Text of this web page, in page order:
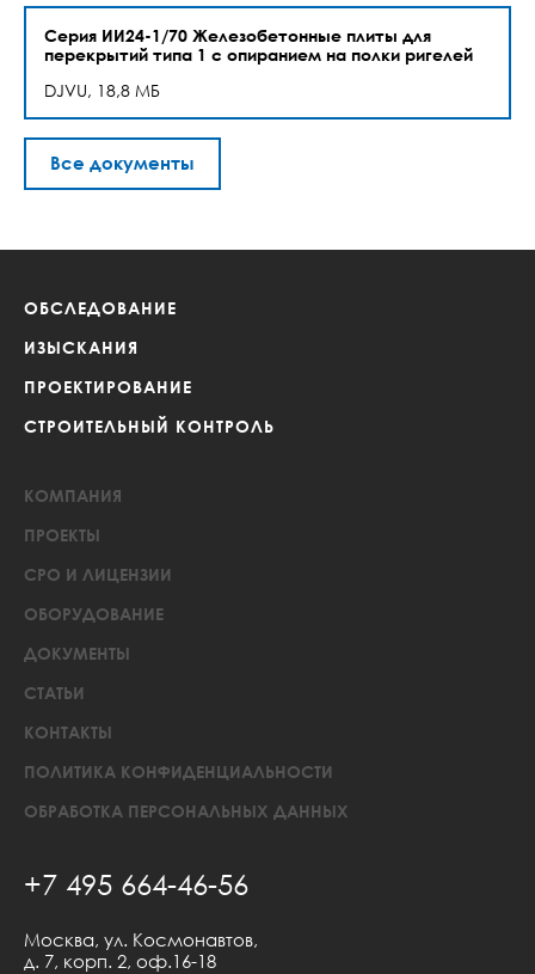
Серия ИИ24-1/70 Железобетонные плиты для
перекрытий типа 1 с опиранием на полки ригелей
DJVU, 18,8 МБ
Все документы
ОБСЛЕДОВАНИЕ
ИЗЫСКАНИЯ
ПРОЕКТИРОВАНИЕ
СТРОИТЕЛЬНЫЙ КОНТРОЛЬ
КОМПАНИЯ
ПРОЕКТЫ
СРО И ЛИЦЕНЗИИ
ОБОРУДОВАНИЕ
ДОКУМЕНТЫ
СТАТЬИ
КОНТАКТЫ
ПОЛИТИКА КОНФИДЕНЦИАЛЬНОСТИ
ОБРАБОТКА ПЕРСОНАЛЬНЫХ ДАННЫХ
+7 495 664-46-56
Москва, ул. Космонавтов,
д. 7, корп. 2, оф.16-18